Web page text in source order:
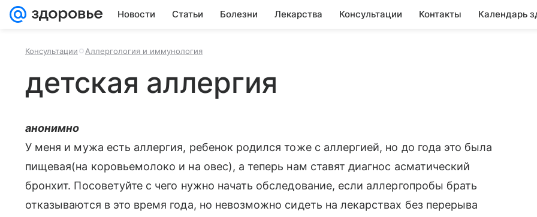
Новости Статьи Болезни Лекарства Консультации Контакты Календарь
Консультации Аллергология и иммунология
детская аллергия
анонимно
У меня и мужа есть аллергия, ребенок родился тоже с аллергией, но до года это была
пищевая(на коровьемолоко и на овес), а теперь нам ставят диагнос асматический
бронхит. Посоветуйте с чего нужно начать обследование, если аллергопробы брать
отказываются в это время года, но невозможно сидеть на лекарствах без перерыва